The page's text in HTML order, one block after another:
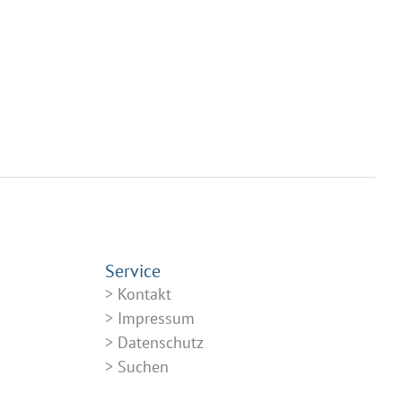
Service
Kontakt
Impressum
Datenschutz
Suchen